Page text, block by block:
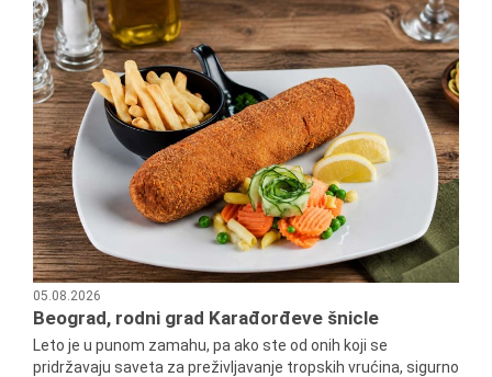
05.08.2026
Beograd, rodni grad Karađorđeve šnicle
Leto je u punom zamahu, pa ako ste od onih koji se
pridržavaju saveta za preživljavanje tropskih vrućina, sigurno